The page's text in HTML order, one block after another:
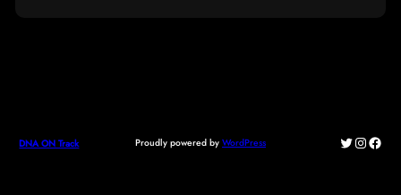
DNA ON Track Proudly powered by WordPress Twitter